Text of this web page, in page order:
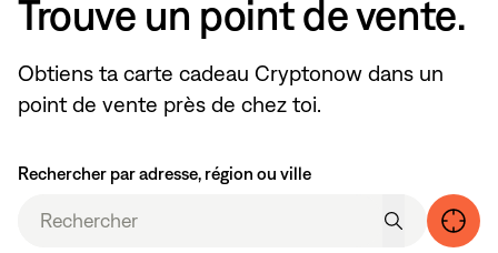
Trouve un point de vente.
Obtiens ta carte cadeau Cryptonow dans un
point de vente près de chez toi.
Rechercher par adresse, région ou ville